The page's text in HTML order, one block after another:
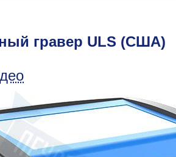
гравер ULS (США)